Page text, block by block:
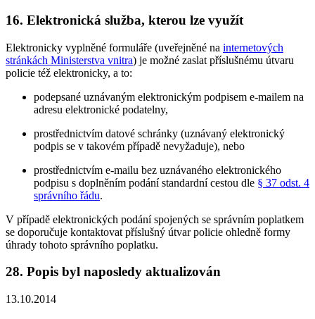
16. Elektronická služba, kterou lze využít
Elektronicky vyplněné formuláře (uveřejněné na internetových
stránkách Ministerstva vnitra) je možné zaslat příslušnému útvaru
policie též elektronicky, a to:
podepsané uznávaným elektronickým podpisem e-mailem na
adresu elektronické podatelny,
prostřednictvím datové schránky (uznávaný elektronický
podpis se v takovém případě nevyžaduje), nebo
prostřednictvím e-mailu bez uznávaného elektronického
podpisu s doplněním podání standardní cestou dle § 37 odst. 4
správního řádu.
V případě elektronických podání spojených se správním poplatkem
se doporučuje kontaktovat příslušný útvar policie ohledně formy
úhrady tohoto správního poplatku.
28. Popis byl naposledy aktualizován
13.10.2014